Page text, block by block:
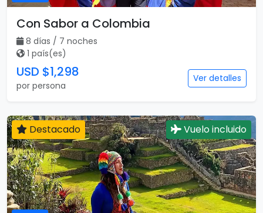
Con Sabor a Colombia
8 días / 7 noches
1 país(es)
USD $1,298
por persona
Ver detalles
Destacado Vuelo incluido